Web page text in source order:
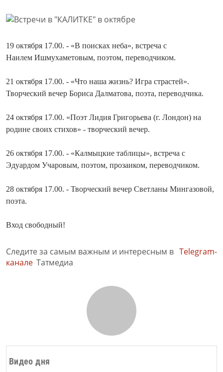
Видео дня
19 октября 17.00. - «В поисках неба», встреча с
Наилем Ишмухаметовым, поэтом, переводчиком.
21 октября 17.00. - «Что наша жизнь? Игра страстей».
Творческий вечер Бориса Далматова, поэта, переводчика.
24 октября 17.00. «Поэт Лидия Григорьева (г. Лондон) на
родине своих стихов» - творческий вечер.
26 октября 17.00. - «Калмыцкие таблицы», встреча с
Эдуардом Учаровым, поэтом, прозаиком, переводчиком.
28 октября 17.00. - Творческий вечер Светланы Мингазовой,
поэта.
Вход свободный!
Следите за самым важным и интересным в Telegram-
канале Татмедиа